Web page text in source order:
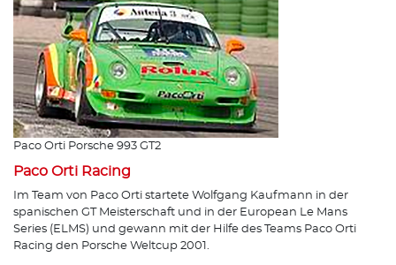
Paco Orti Porsche 993 GT2
Paco Orti Racing
Im Team von Paco Orti startete Wolfgang Kaufmann in der
spanischen GT Meisterschaft und in der European Le Mans
Series (ELMS) und gewann mit der Hilfe des Teams Paco Orti
Racing den Porsche Weltcup 2001.